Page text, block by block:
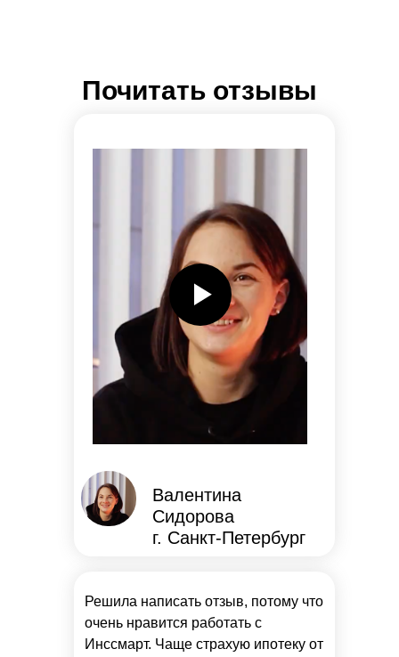
Почитать отзывы
Решила написать отзыв, потому что
очень нравится работать с
Инссмарт. Чаще страхую ипотеку от
Валентина
Сидорова
г. Санкт-Петербург